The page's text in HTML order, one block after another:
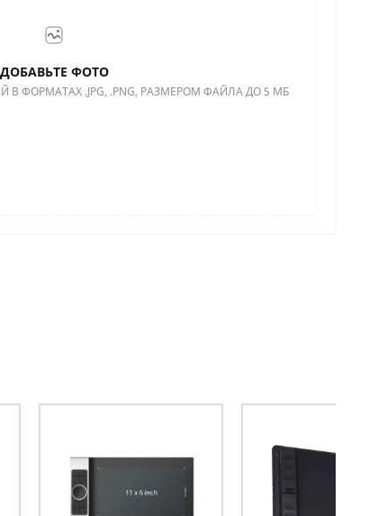
ДОБАВЬТЕ ФОТО
В ФОРМАТАХ .JPG, .PNG, РАЗМЕРОМ ФАЙЛА ДО 5 МБ